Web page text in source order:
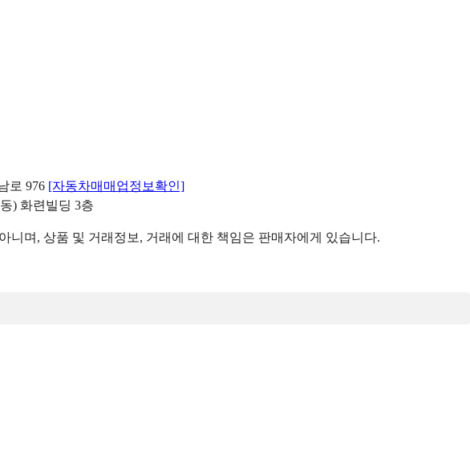
로 976 [자동차매매업정보확인]
) 화련빌딩 3층
며, 상품 및 거래정보, 거래에 대한 책임은 판매자에게 있습니다.